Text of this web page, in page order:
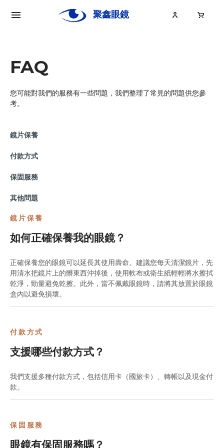
Ju
關於聚鑫
眼鏡大小事
聚鑫眼鏡
FAQ
您可能對我們的服務有一些問題，我們整理了常見的問題供您參
考。
鏡片保養
付款方式
保固服務
其他問題
鏡片保養
如何正確保養我的眼鏡？
正確保養您的眼鏡可以延長其使用壽命。建議您每天清潔鏡片，先
用清水把鏡片上的髒東西沖掉後，使用軟布或衛生紙輕輕將水擦拭
乾淨，勁量避免乾擦。此外，當不佩戴眼鏡時，請將其放置於眼鏡
盒內以避免損壞。
付款方式
支援哪些付款方式？
我們支援多種付款方式，包括信用卡（國旅卡）、轉帳以及現金付
款。
保固服務
眼鏡有保固服務嗎？